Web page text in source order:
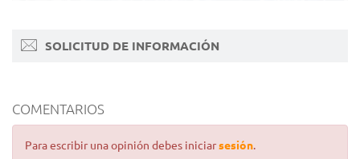
SOLICITUD DE INFORMACIÓN
COMENTARIOS
Para escribir una opinión debes iniciarsesión.